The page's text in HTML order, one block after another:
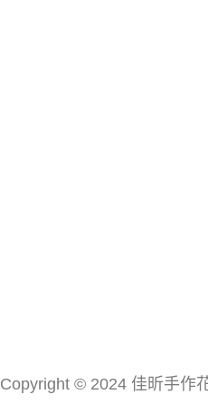
Copyright © 2024 佳昕手作